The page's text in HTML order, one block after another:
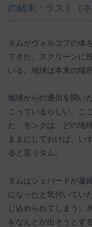
の結末・ラスト（ネ
タムがヴォルコフの体
てきた。スクリーンに
いる。地球は本来の場
地球からの通信を聞い
こっているらしい。こ
た。モンクは、どの地
ままにしておけば、い
ると言うタム。
タムはシェパードが凝
になったと気付いてい
じ込められてしまう。
をなんとか出そうとす